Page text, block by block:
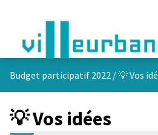
Budget participatif 2022 /💡 Vos
💡 Vos idées